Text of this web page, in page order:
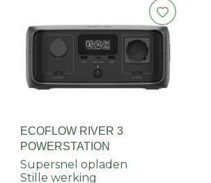
ECOFLOW RIVER 3
POWERSTATION
Supersnel opladen
Stille werking